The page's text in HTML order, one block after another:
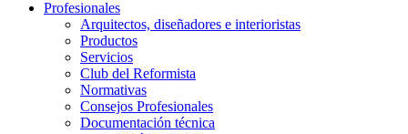
Profesionales
Arquitectos, diseñadores e interioristas
Productos
Servicios
Club del Reformista
Normativas
Consejos Profesionales
Documentación técnica